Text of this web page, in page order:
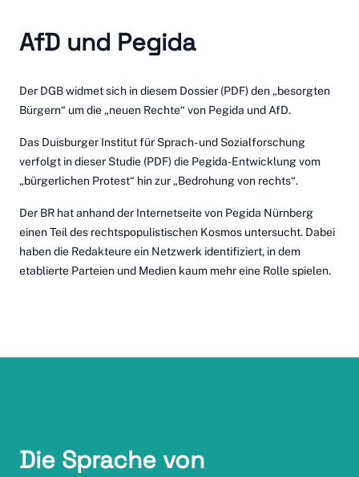
AfD und Pegida
Der DGB widmet sich in diesem Dossier (PDF) den „besorgten
Bürgern“ um die „neuen Rechte“ von Pegida und AfD.
Das Duisburger Institut für Sprach- und Sozialforschung
verfolgt in dieser Studie (PDF) die Pegida-Entwicklung vom
„bürgerlichen Protest“ hin zur „Bedrohung von rechts“.
Der BR hat anhand der Internetseite von Pegida Nürnberg
einen Teil des rechtspopulistischen Kosmos untersucht. Dabei
haben die Redakteure ein Netzwerk identifiziert, in dem
etablierte Parteien und Medien kaum mehr eine Rolle spielen.
Die Sprache von